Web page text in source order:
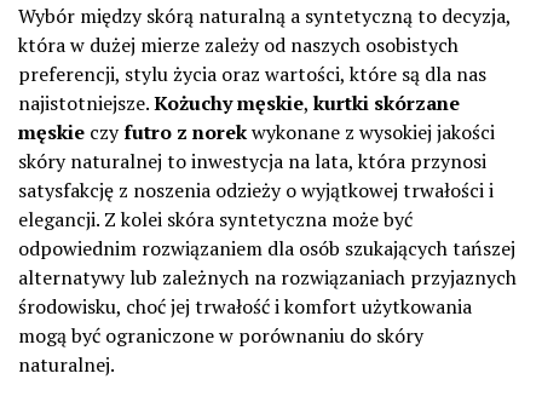
Wybór między skórą naturalną a syntetyczną to decyzja,
która w dużej mierze zależy od naszych osobistych
preferencji, stylu życia oraz wartości, które są dla nas
najistotniejsze.Kożuchy męskie,kurtki skórzane
męskie czyfutro z norekwykonane z wysokiej jakości
skóry naturalnej to inwestycja na lata, która przynosi
satysfakcję z noszenia odzieży o wyjątkowej trwałości i
elegancji. Z kolei skóra syntetyczna może być
odpowiednim rozwiązaniem dla osób szukających tańszej
alternatywy lub zależnych na rozwiązaniach przyjaznych
środowisku, choć jej trwałość i komfort użytkowania
mogą być ograniczone w porównaniu do skóry
naturalnej.